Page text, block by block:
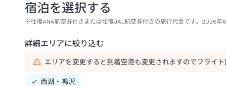
宿泊を選択する
※往復ANA航空券付きまたは往復JAL航空券付きの旅行代金です。2026年
詳細エリアに絞り込む
エリアを変更すると到着空港も変更されますのでフライト
西湖・鳴沢